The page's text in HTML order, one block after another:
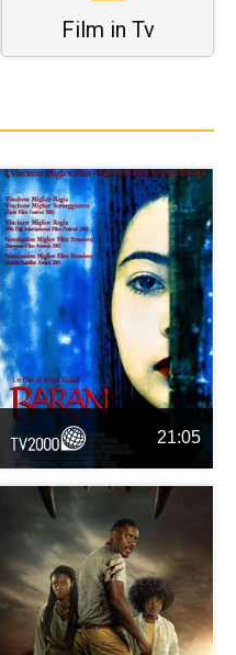
Film in Tv
21:05